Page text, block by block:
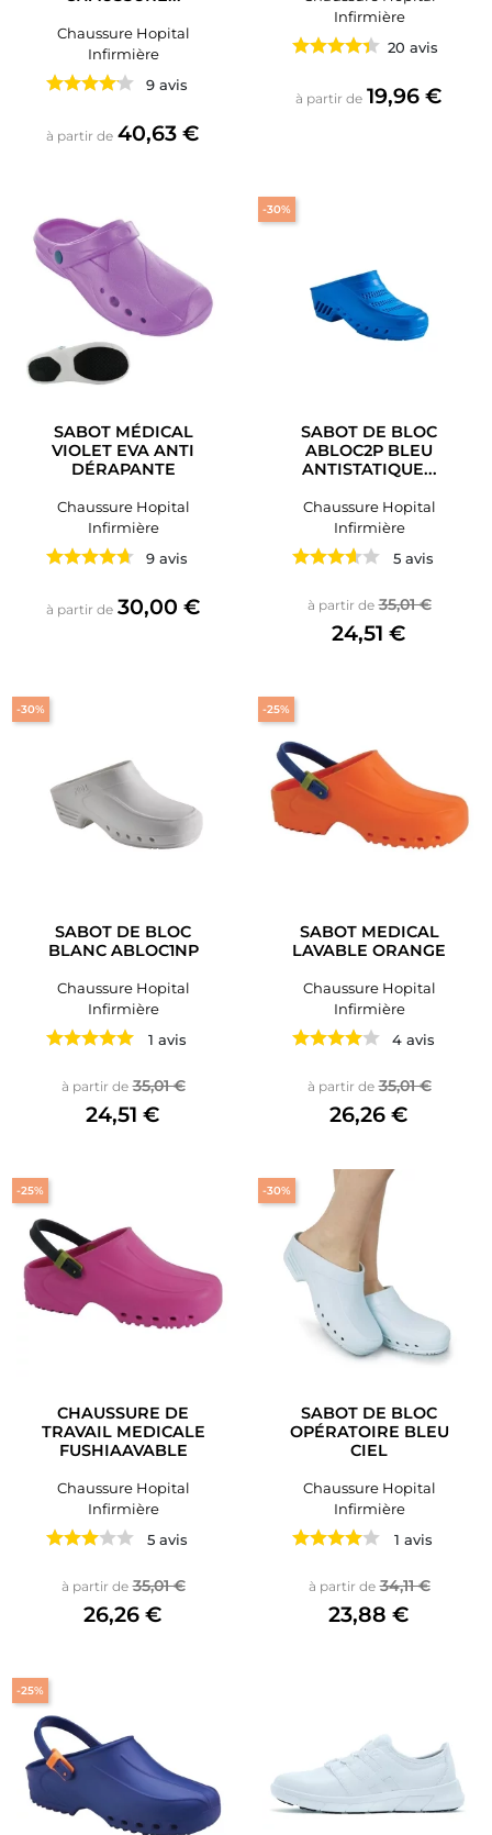
Chaussure Hopital
Infirmière
9 avis
à partir de Prix
40,63 €
Infirmière
20 avis
à partir de Prix
19,96 €
SABOT MÉDICAL
VIOLET EVA ANTI
DÉRAPANTE
Chaussure Hopital
Infirmière
9 avis
à partir de Prix
30,00 €
SABOT DE BLOC
ABLOC2P BLEU
ANTISTATIQUE...
Chaussure Hopital
Infirmière
5 avis
à partir de Prix de base
35,01 €Prix
24,51 €
-30%
SABOT DE BLOC
BLANC ABLOC1NP
Chaussure Hopital
Infirmière
1 avis
à partir de Prix de base
35,01 €Prix
24,51 €
-30%
SABOT MEDICAL
LAVABLE ORANGE
Chaussure Hopital
Infirmière
4 avis
à partir de Prix de base
35,01 €Prix
26,26 €
-25%
CHAUSSURE DE
TRAVAIL MEDICALE
FUSHIAAVABLE
Chaussure Hopital
Infirmière
5 avis
à partir de Prix de base
35,01 €Prix
26,26 €
-25%
SABOT DE BLOC
OPÉRATOIRE BLEU
CIEL
Chaussure Hopital
Infirmière
1 avis
à partir de Prix de base
34,11 €Prix
23,88 €
-30%
-25%